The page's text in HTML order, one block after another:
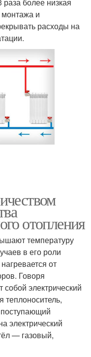
раза более низкая
монтажа и
расходы на
отопления
температуру
в его роли
от
Говоря
электрический
теплоноситель,
электрический
— газовый,